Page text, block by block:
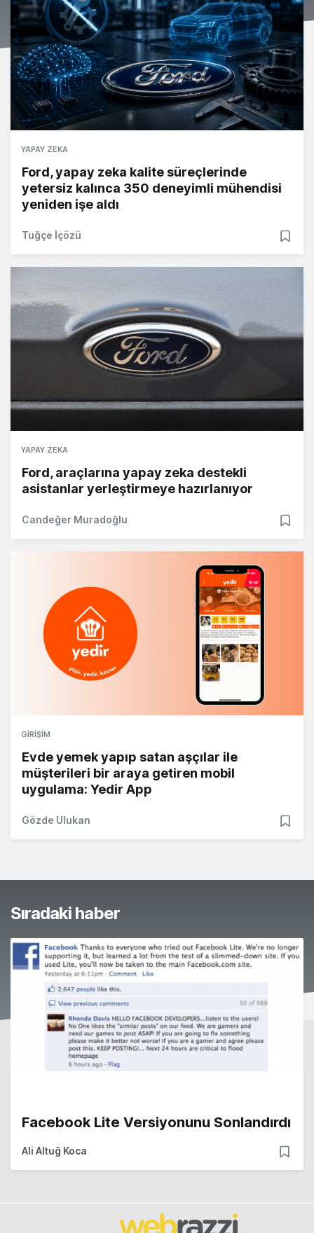
YAPAY ZEKA
Ford, yapay zeka kalite süreçlerinde
yetersiz kalınca 350 deneyimli mühendisi
yeniden işe aldı
Tuğçe İçözü
YAPAY ZEKA
Ford, araçlarına yapay zeka destekli
asistanlar yerleştirmeye hazırlanıyor
Candeğer Muradoğlu
GIRIŞIM
Evde yemek yapıp satan aşçılar ile
müşterileri bir araya getiren mobil
uygulama: Yedir App
Gözde Ulukan
Sıradaki haber
Facebook Lite Versiyonunu Sonlandırdı
Ali Altuğ Koca